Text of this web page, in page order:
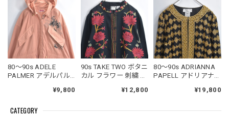
CATEGORY
80～90s ADELE
PALMER アデルパル
リント デザイン モッ
ライトアウター オー
¥9,800
90s TAKE TWO ボタニ
カル フラワー 刺繍 デ
ケット ブラック 花柄
ンテージ USA アメリ
¥12,800
80～90s ADRIANNA
PAPELL アドリアナパ
デザイン ノーカラー
ルク ビーズ スパンコ
¥19,800